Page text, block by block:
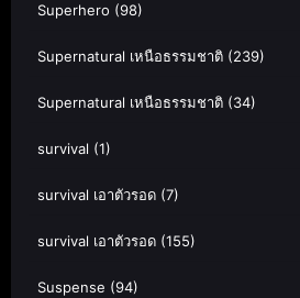
Superhero (98)
Supernatural เหนือธรรมชาติ (239)
Supernatural เหนือธรรมชาติ (34)
survival (1)
survival เอาตัวรอด (7)
survival เอาตัวรอด (155)
Suspense (94)